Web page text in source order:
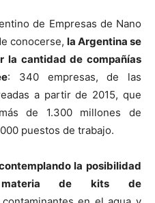
de Empresas de Nano
conocerse, la Argentina se
la cantidad de compañías
: 340 empresas, de las
a partir de 2015, que
de 1.300 millones de
puestos de trabajo.
la posibilidad
de kits de